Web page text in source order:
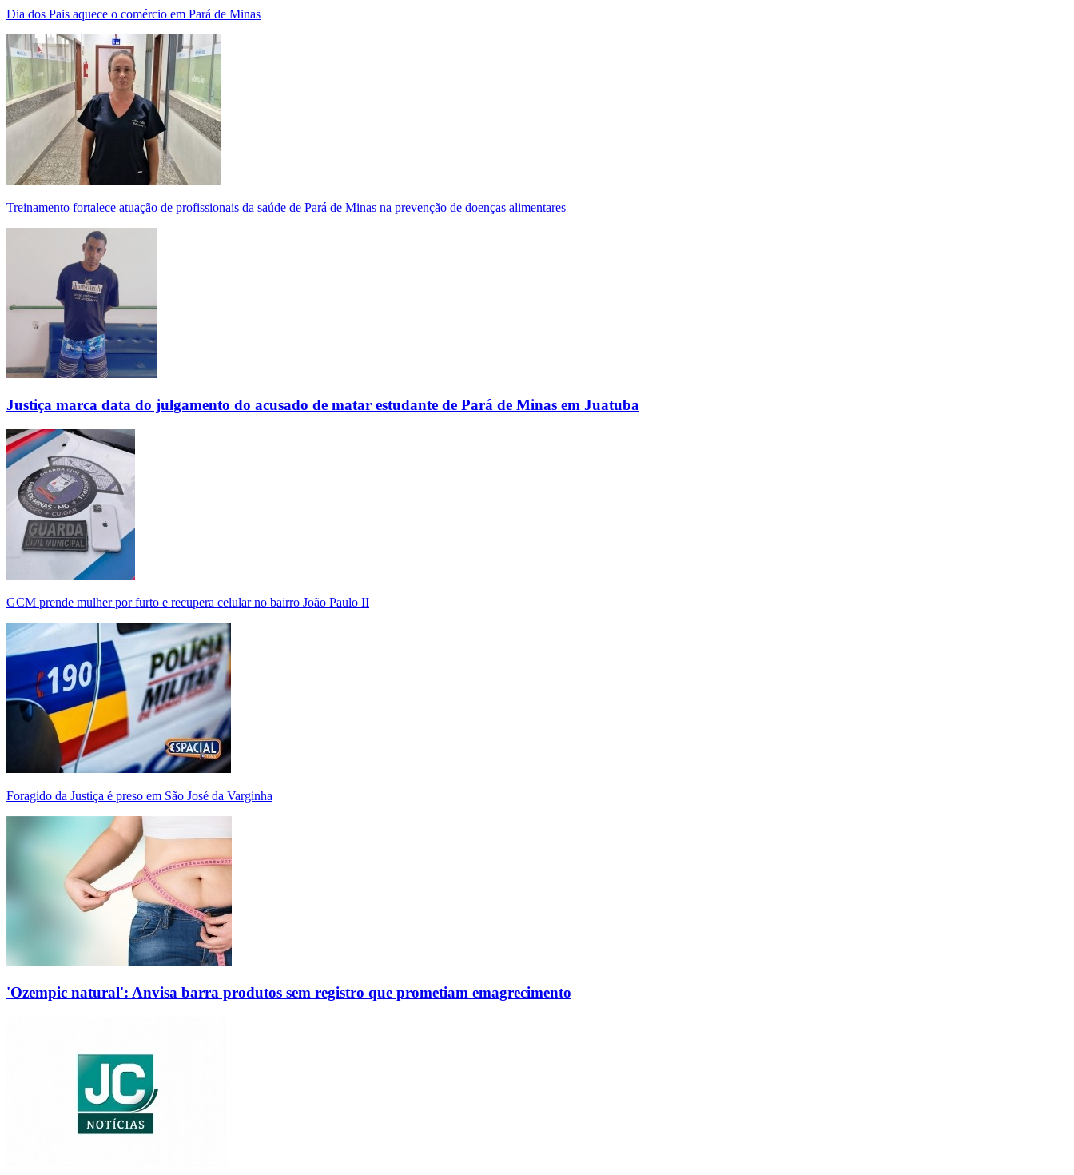
Dia dos Pais aquece o comércio em Pará de Minas
Treinamento fortalece atuação de profissionais da saúde de Pará de Minas na prevenção de doenças alimentares
Justiça marca data do julgamento do acusado de matar estudante de Pará de Minas em Juatuba
GCM prende mulher por furto e recupera celular no bairro João Paulo II
Foragido da Justiça é preso em São José da Varginha
'Ozempic natural': Anvisa barra produtos sem registro que prometiam emagrecimento